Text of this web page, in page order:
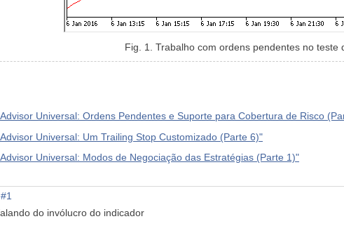
Fig. 1. Trabalho com ordens pendentes no teste
Universal: Ordens Pendentes e Suporte para Cobertura de Risco
Universal: Um Trailing Stop Customizado (Parte 6)"
Universal: Modos de Negociação das Estratégias (Parte 1)"
#1
do invólucro do indicador